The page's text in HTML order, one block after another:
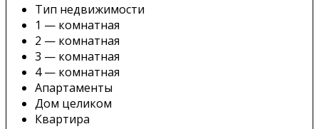
Тип недвижимости
1 — комнатная
2 — комнатная
3 — комнатная
4 — комнатная
Апартаменты
Дом целиком
Квартира